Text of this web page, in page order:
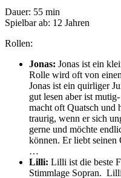
Dauer: 55 min
Spielbar ab: 12 Jahren
Rollen:
Jonas: Jonas ist ein
Rolle wird oft von
Jonas ist ein quirliger
gut lesen aber ist
macht oft Quatsch und
traurig, wenn er sich
gerne und möchte
können. Er liebt
…
Lilli: Lilli ist die beste
Stimmlage Sopran.